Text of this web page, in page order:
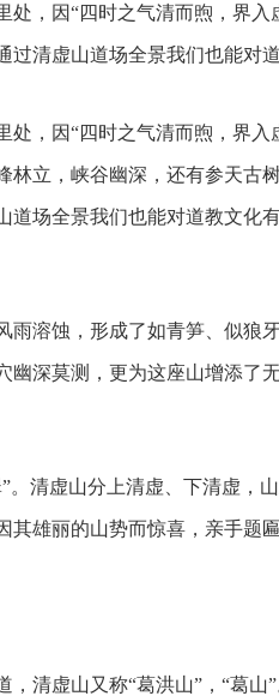
处，因“四时之气清而煦，界
清虚山道场全景我们也能对
处，因“四时之气清而煦，界
林立，峡谷幽深，还有参天古
场全景我们也能对道教文化有
溶蚀，形成了如青笋、似狼
深莫测，更为这座山增添了
清虚山分上清虚、下清虚，
雄丽的山势而惊喜，亲手题
虚山又称“葛洪山”，“葛山